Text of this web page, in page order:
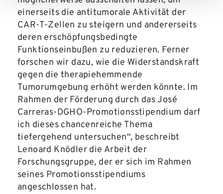
einerseits die antitumorale Aktivität der
CAR-T-Zellen zu steigern und andererseits
deren erschöpfungsbedingte
Funktionseinbußen zu reduzieren. Ferner
forschen wir dazu, wie die Widerstandskraft
gegen die therapiehemmende
Tumorumgebung erhöht werden könnte. Im
Rahmen der Förderung durch das José
Carreras-DGHO-Promotionsstipendium darf
ich dieses chancenreiche Thema
tiefergehend untersuchen“, beschreibt
Lenoard Knödler die Arbeit der
Forschungsgruppe, der er sich im Rahmen
seines Promotionsstipendiums
angeschlossen hat.